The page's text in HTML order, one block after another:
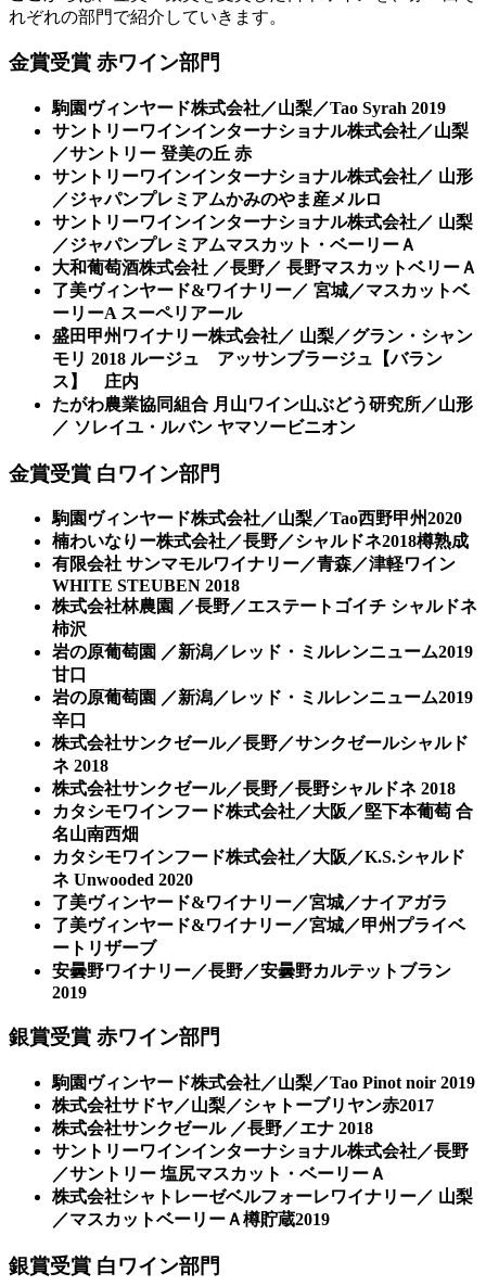
れぞれの部門で紹介していきます。
金賞受賞 赤ワイン部門
駒園ヴィンヤード株式会社／山梨／Tao Syrah 2019
サントリーワインインターナショナル株式会社／山梨
／サントリー 登美の丘 赤
サントリーワインインターナショナル株式会社／ 山形
／ジャパンプレミアムかみのやま産メルロ
サントリーワインインターナショナル株式会社／ 山梨
／ジャパンプレミアムマスカット・ベーリーＡ
大和葡萄酒株式会社 ／長野／ 長野マスカットベリーＡ
了美ヴィンヤード&ワイナリー／ 宮城／マスカットベ
ーリーA スーペリアール
盛田甲州ワイナリー株式会社／ 山梨／グラン・シャン
モリ 2018 ルージュ アッサンブラージュ【バラン
ス】 庄内
たがわ農業協同組合 月山ワイン山ぶどう研究所／山形
／ ソレイユ・ルバン ヤマソービニオン
金賞受賞 白ワイン部門
駒園ヴィンヤード株式会社／山梨／Tao西野甲州2020
楠わいなりー株式会社／長野／シャルドネ2018樽熟成
有限会社 サンマモルワイナリー／青森／津軽ワイン
WHITE STEUBEN 2018
株式会社林農園 ／長野／エステートゴイチ シャルドネ
柿沢
岩の原葡萄園 ／新潟／レッド・ミルレンニューム2019
甘口
岩の原葡萄園 ／新潟／レッド・ミルレンニューム2019
辛口
株式会社サンクゼール／長野／サンクゼールシャルド
ネ 2018
株式会社サンクゼール／長野／長野シャルドネ 2018
カタシモワインフード株式会社／大阪／堅下本葡萄 合
名山南西畑
カタシモワインフード株式会社／大阪／K.S.シャルド
ネ Unwooded 2020
了美ヴィンヤード&ワイナリー／宮城／ナイアガラ
了美ヴィンヤード&ワイナリー／宮城／甲州プライベ
ートリザーブ
安曇野ワイナリー／長野／安曇野カルテットブラン
2019
銀賞受賞 赤ワイン部門
駒園ヴィンヤード株式会社／山梨／Tao Pinot noir 2019
株式会社サドヤ／山梨／シャトーブリヤン赤2017
株式会社サンクゼール ／長野／エナ 2018
サントリーワインインターナショナル株式会社／長野
／サントリー 塩尻マスカット・ベーリーＡ
株式会社シャトレーゼベルフォーレワイナリー／ 山梨
／マスカットベーリーＡ樽貯蔵2019
銀賞受賞 白ワイン部門